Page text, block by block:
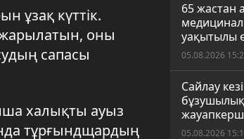
ұзақ күттік.
жарылатын, оны
сапасы
халықты ауыз
тұрғындщардың
65 жастан
уақытылы
05.08.2026
Сайлау
05.08.2026